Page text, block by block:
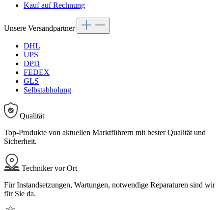
Kauf auf Rechnung
Unsere Versandpartner
DHL
UPS
DPD
FEDEX
GLS
Selbstabholung
Qualität
Top-Produkte von aktuellen Marktführern mit bester Qualität und
Sicherheit.
Techniker vor Ort
Für Instandsetzungen, Wartungen, notwendige Reparaturen sind wir
für Sie da.